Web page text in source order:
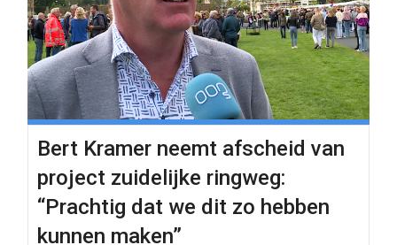
Bert Kramer neemt afscheid van
project zuidelijke ringweg:
“Prachtig dat we dit zo hebben
kunnen maken”